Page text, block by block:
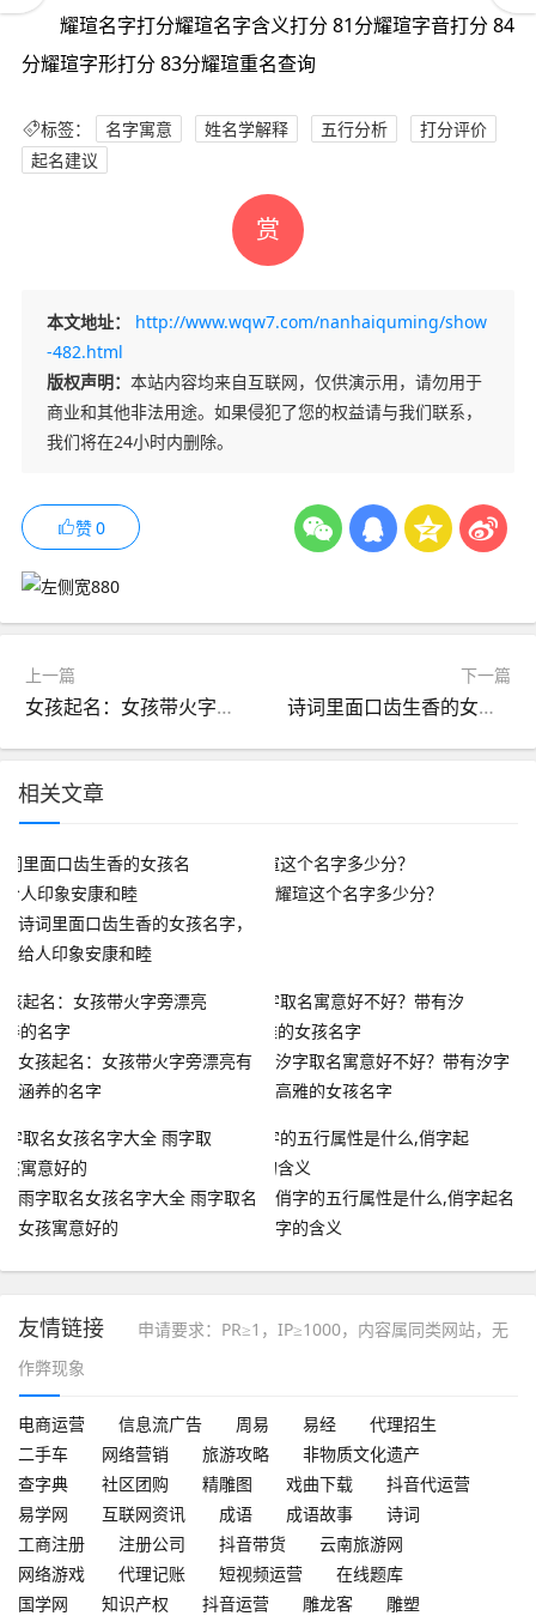
耀瑄名字打分耀瑄名字含义打分 81分耀瑄字音打分 84
分耀瑄字形打分 83分耀瑄重名查询
标签： 名字寓意 姓名学解释 五行分析
打分评价
起名建议
赏
本文地址：
http://www.wqw7.com/nanhaiquming/show
-482.html
版权声明： 本站内容均来自互联网，仅供演示用，请勿用于
商业和其他非法用途。如果侵犯了您的权益请与我们联系，
我们将在24小时内删除。
赞0
上一篇
女孩起名：女孩带火字旁漂亮有涵养的名字
下一篇
诗词里面口齿生香的女孩名字，给人印象安康和睦
相关文章
诗词里面口齿生香的女孩名字，
给人印象安康和睦
耀瑄这个名字多少分？
女孩起名：女孩带火字旁漂亮有
涵养的名字
汐字取名寓意好不好？带有汐字
高雅的女孩名字
雨字取名女孩名字大全 雨字取名
女孩寓意好的
俏字的五行属性是什么,俏字起名
字的含义
友情链接
申请要求：PR≥1，IP≥1000，内容属同类网站，无
作弊现象
电商运营 信息流广告 周易 易经
代理招生
二手车
网络营销 旅游攻略
非物质文化遗产
查字典
社区团购 精雕图 戏曲下载
抖音代运营
易学网
互联网资讯 成语 成语故事
诗词
工商注册
注册公司 抖音带货
云南旅游网
网络游戏
代理记账 短视频运营
在线题库
国学网
知识产权 抖音运营 雕龙客
雕塑